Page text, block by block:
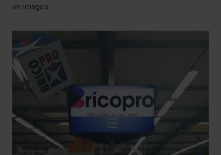
en images